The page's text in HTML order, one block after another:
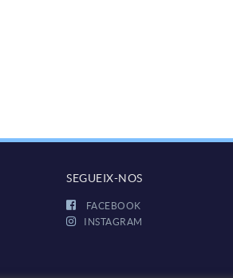
SEGUEIX-NOS
FACEBOOK
INSTAGRAM